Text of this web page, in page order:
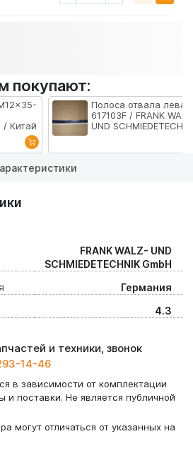
покупают:
/ Китай
Полоса отвала левая
617103F / FRANK
UND
FRANK WALZ- UND
SCHMIEDETECHNIK GmbH
Германия
4.3
и техники, звонок
14-46
в зависимости от комплектации
и поставки. Не является публичной
могут отличаться от указанных на